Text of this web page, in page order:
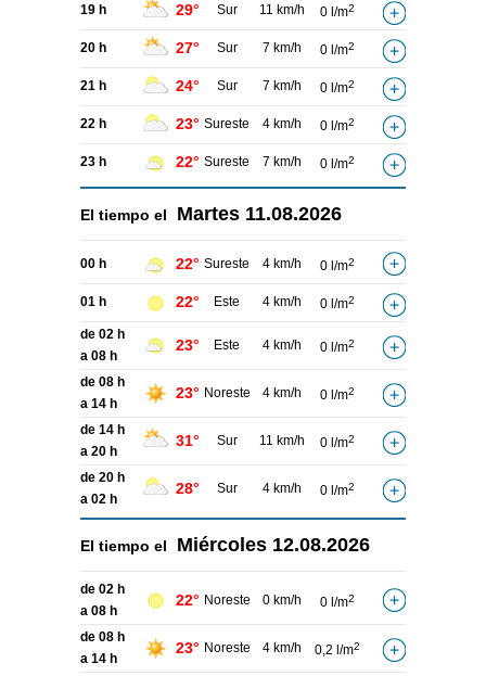
19 h 29° Sur 11 km/h 0 l/m2
20 h 27° Sur 7 km/h 0 l/m2
21 h 24° Sur 7 km/h 0 l/m2
22 h 23° Sureste 4 km/h 0 l/m2
23 h 22° Sureste 7 km/h 0 l/m2
El tiempo el Martes 11.08.2026
00 h 22° Sureste 4 km/h 0 l/m2
01 h 22° Este 4 km/h 0 l/m2
de 02 h
a 08 h
23° Este 4 km/h 0 l/m2
de 08 h
a 14 h
23° Noreste 4 km/h 0 l/m2
de 14 h
a 20 h
31° Sur 11 km/h 0 l/m2
de 20 h
a 02 h
28° Sur 4 km/h 0 l/m2
El tiempo el Miércoles 12.08.2026
de 02 h
a 08 h
22° Noreste 0 km/h 0 l/m2
de 08 h
a 14 h
23° Noreste 4 km/h 0,2 l/m2